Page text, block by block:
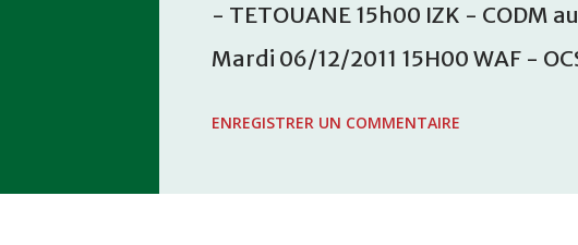
- TETOUANE 15h00 IZK - CODM
Mardi 06/12/2011 15H00 WAF -
ENREGISTRER UN COMMENTAIRE